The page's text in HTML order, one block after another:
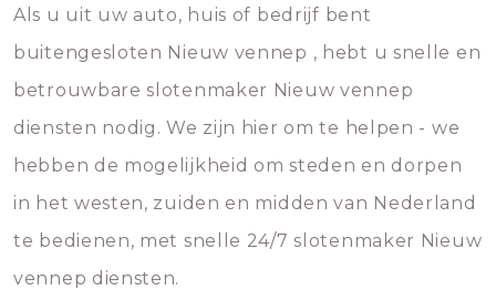
Als u uit uw auto, huis of bedrijf bent
buitengesloten Nieuw vennep , hebt u snelle en
betrouwbare slotenmaker Nieuw vennep
diensten nodig. We zijn hier om te helpen - we
hebben de mogelijkheid om steden en dorpen
in het westen, zuiden en midden van Nederland
te bedienen, met snelle 24/7 slotenmaker Nieuw
vennep diensten.